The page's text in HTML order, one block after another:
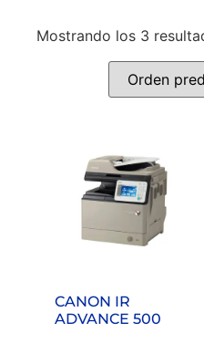
Mostrando los 3
CANON IR
ADVANCE 500